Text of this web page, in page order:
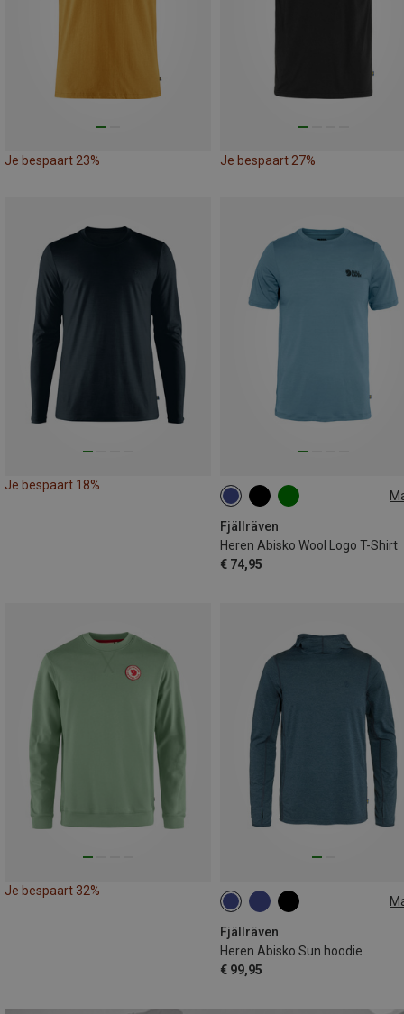
Je bespaart 23% Je bespaart 27%
Je bespaart 18%
Fjällräven
Heren Abisko Wool Logo T-Shirt
€ 74,95
XS S M
Je bespaart 32%
Fjällräven
Heren Abisko Sun hoodie
€ 99,95
XS S XXL